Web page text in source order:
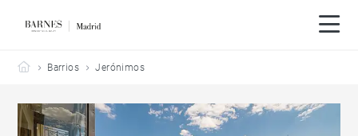
Barnes Madrid
Barrios Jerónimos